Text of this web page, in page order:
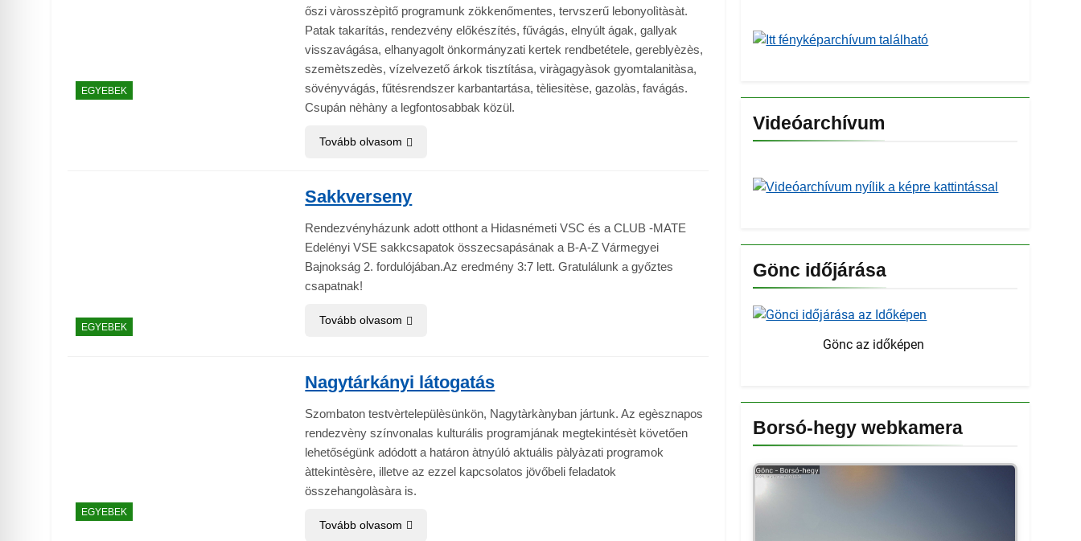
EGYEBEK
őszi vàrosszèpìtő programunk zökkenőmentes, tervszerű lebonyolìtàsàt.
Patak takarítás, rendezvény előkészítés, fűvágás, elnyúlt ágak, gallyak
visszavágása, elhanyagolt önkormányzati kertek rendbetétele, gereblyèzès,
szemètszedès, vízelvezető árkok tisztítása, viràgagyàsok gyomtalanitàsa,
sövényvágás, fűtésrendszer karbantartása, tèliesitèse, gazolàs, favágás.
Csupán nèhàny a legfontosabbak közül.
Tovább olvasom
EGYEBEK
Sakkverseny
Rendezvényházunk adott otthont a Hidasnémeti VSC és a CLUB -MATE
Edelényi VSE sakkcsapatok összecsapásának a B-A-Z Vármegyei
Bajnokság 2. fordulójában.Az eredmény 3:7 lett. Gratulálunk a győztes
csapatnak!
Tovább olvasom
EGYEBEK
Nagytárkányi látogatás
Szombaton testvèrtelepülèsünkön, Nagytàrkànyban jártunk. Az egèsznapos
rendezvèny színvonalas kulturális programjának megtekintésèt követően
lehetőségünk adódott a határon àtnyúló aktuális pàlyàzati programok
àttekintèsère, illetve az ezzel kapcsolatos jövőbeli feladatok
összehangolàsàra is.
Tovább olvasom
Videóarchívum
Gönc időjárása
Gönc az időképen
Borsó-hegy webkamera